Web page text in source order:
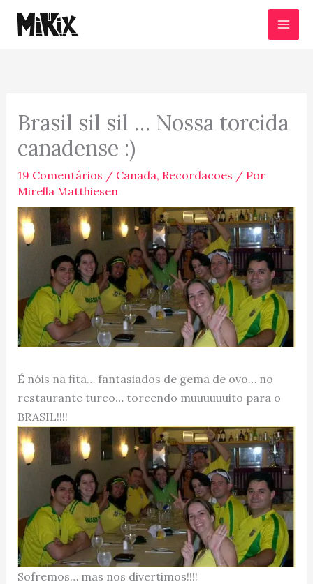
para
Brasil sil sil … Nossa torcida
canadense :)
19 Comentários / Canada, Recordacoes / Por
Mirella Matthiesen
É nóis na fita… fantasiados de gema de ovo… no
restaurante turco… torcendo muuuuuuito para o
BRASIL!!!!
Sofremos… mas nos divertimos!!!!